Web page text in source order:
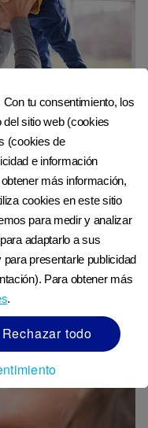
|
nacido es
cada nueva
tu consentimiento, los
sitio web (cookies
(cookies de
e información
más información,
cookies en este sitio
para medir y analizar
adaptarlo a sus
presentarle publicidad
Para obtener más
.
Rechazar todo